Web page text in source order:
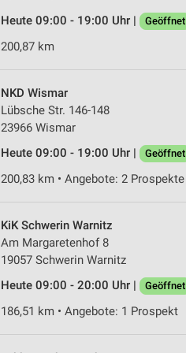
Heute 09:00 - 19:00 Uhr |
Geöffnet
200,87 km
NKD Wismar
Lübsche Str. 146-148
23966 Wismar
Heute 09:00 - 19:00 Uhr |
Geöffnet
200,83 km • Angebote: 2 Prospekte
KiK Schwerin Warnitz
Am Margaretenhof 8
19057 Schwerin Warnitz
Heute 09:00 - 20:00 Uhr |
Geöffnet
186,51 km • Angebote: 1 Prospekt